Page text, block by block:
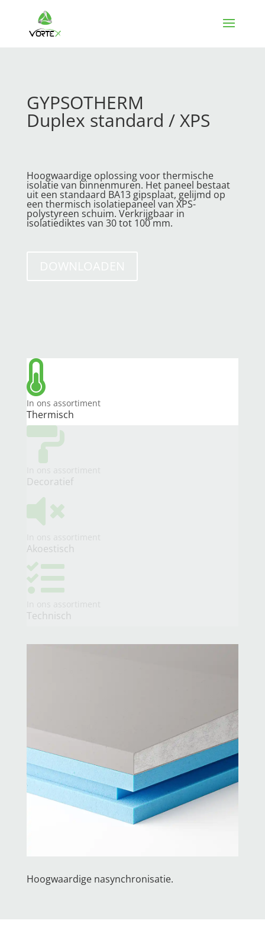
GYPSOTHERM
Duplex standard / XPS
Hoogwaardige oplossing voor thermische
isolatie van binnenmuren. Het paneel bestaat
uit een standaard BA13 gipsplaat, gelijmd op
een thermisch isolatiepaneel van XPS-
polystyreen schuim. Verkrijgbaar in
isolatiediktes van 30 tot 100 mm.

In ons assortiment
Thermisch

Decoratief

Akoestisch

Technisch
Hoogwaardige nasynchronisatie.